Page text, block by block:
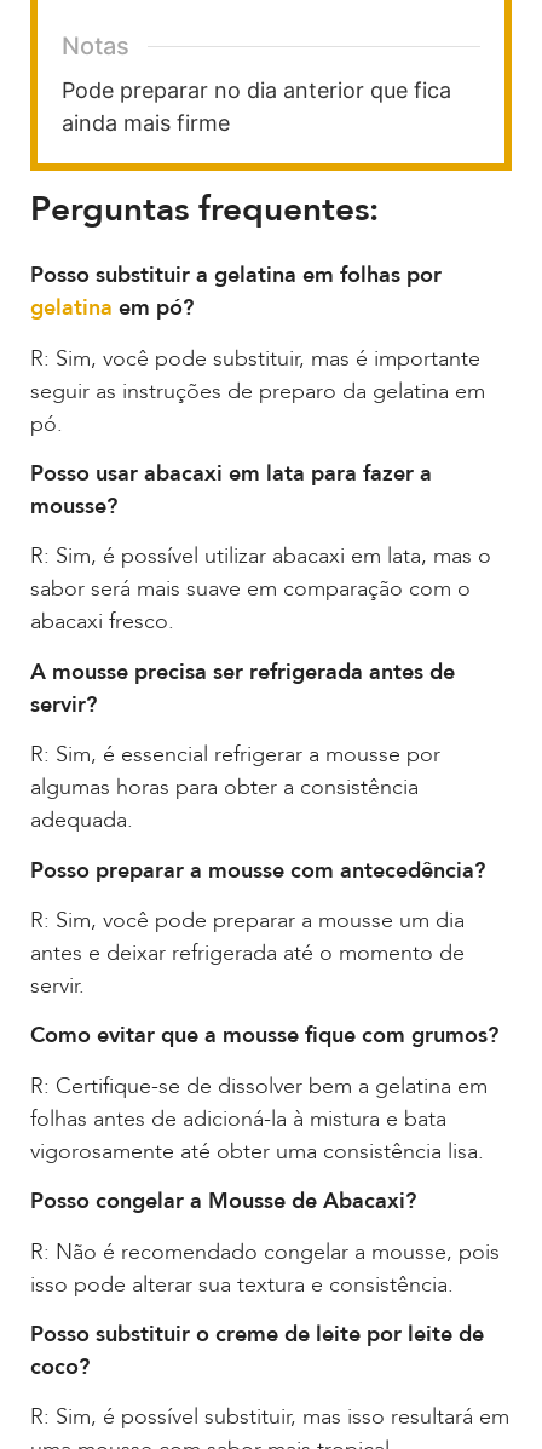
Notas
Pode preparar no dia anterior que fica
ainda mais firme
Perguntas frequentes:
Posso substituir a gelatina em folhas por
gelatina em pó?
R: Sim, você pode substituir, mas é importante
seguir as instruções de preparo da gelatina em
pó.
Posso usar abacaxi em lata para fazer a
mousse?
R: Sim, é possível utilizar abacaxi em lata, mas o
sabor será mais suave em comparação com o
abacaxi fresco.
A mousse precisa ser refrigerada antes de
servir?
R: Sim, é essencial refrigerar a mousse por
algumas horas para obter a consistência
adequada.
Posso preparar a mousse com antecedência?
R: Sim, você pode preparar a mousse um dia
antes e deixar refrigerada até o momento de
servir.
Como evitar que a mousse fique com grumos?
R: Certifique-se de dissolver bem a gelatina em
folhas antes de adicioná-la à mistura e bata
vigorosamente até obter uma consistência lisa.
Posso congelar a Mousse de Abacaxi?
R: Não é recomendado congelar a mousse, pois
isso pode alterar sua textura e consistência.
Posso substituir o creme de leite por leite de
coco?
R: Sim, é possível substituir, mas isso resultará em